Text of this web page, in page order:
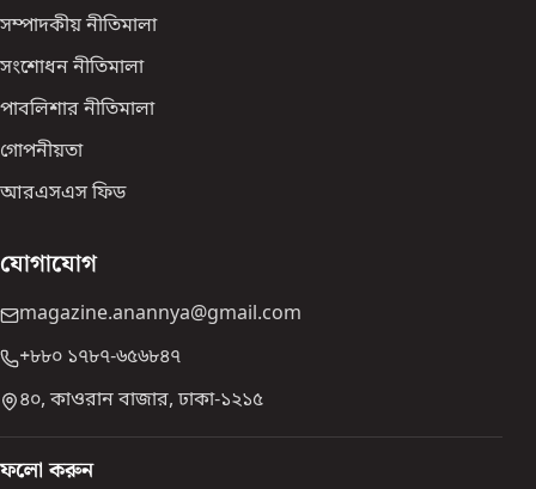
সম্পাদকীয় নীতিমালা
সংশোধন নীতিমালা
পাবলিশার নীতিমালা
গোপনীয়তা
আরএসএস ফিড
যোগাযোগ
magazine.anannya@gmail.com
+৮৮০ ১৭৮৭-৬৫৬৮৪৭
৪০, কাওরান বাজার, ঢাকা-১২১৫
ফলো করুন